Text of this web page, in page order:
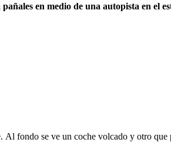
en medio de una autopista en el
Al fondo se ve un coche volcado y otro que